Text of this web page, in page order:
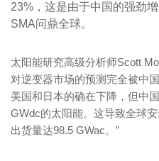
23%，这是由于中国的强劲
SMA问鼎全球。
太阳能研究高级分析师Scott
对逆变器市场的预测完全被中
美国和日本的确在下降，但中
GWdc的太阳能。这导致全球安
出货量达98.5 GWac。”